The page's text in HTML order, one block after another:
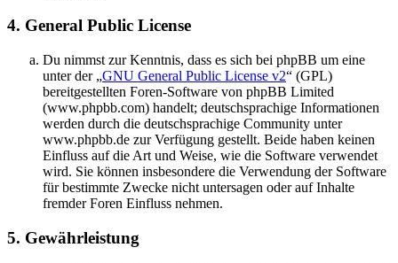
4. General Public License
Du nimmst zur Kenntnis, dass es sich bei phpBB um eine
unter der „GNU General Public License v2“ (GPL)
bereitgestellten Foren-Software von phpBB Limited
(www.phpbb.com) handelt; deutschsprachige Informationen
werden durch die deutschsprachige Community unter
www.phpbb.de zur Verfügung gestellt. Beide haben keinen
Einfluss auf die Art und Weise, wie die Software verwendet
wird. Sie können insbesondere die Verwendung der Software
für bestimmte Zwecke nicht untersagen oder auf Inhalte
fremder Foren Einfluss nehmen.
5. Gewährleistung